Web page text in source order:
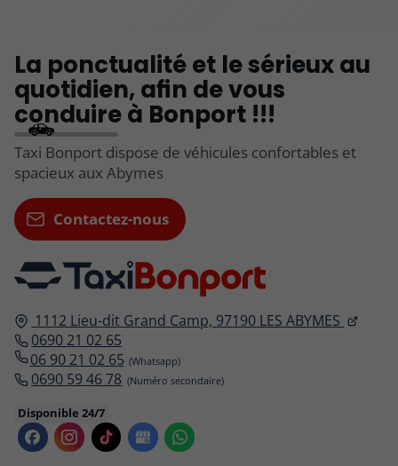
1112 Lieu-dit Grand Camp, 97190 LES ABYMES
0690 21 02 65
06 90 21 02 65
0690 59 46 78
Disponible 24/7
La ponctualité et le sérieux au
quotidien, afin de vous
conduire à Bonport !!!
Taxi Bonport dispose de véhicules confortables et
spacieux aux Abymes
Contactez-nous